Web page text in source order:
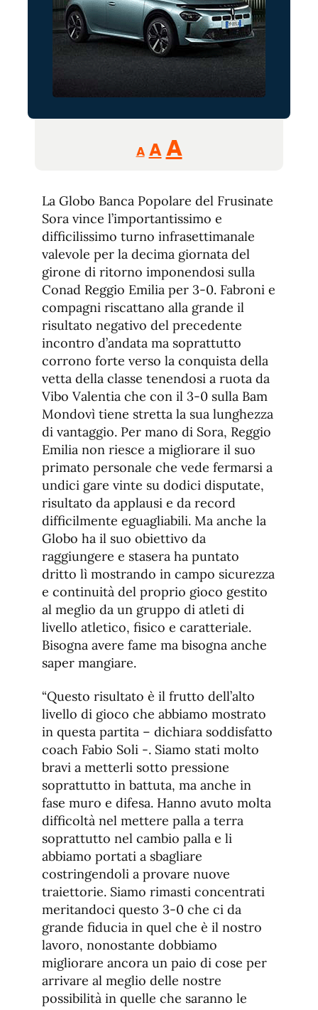
A
Reducir
tamaño
A Restablecer
de
fuente
AAumentar
de
fuente.
La Globo Banca Popolare del Frusinate
Sora vince l’importantissimo e
difficilissimo turno infrasettimanale
valevole per la decima giornata del
girone di ritorno imponendosi sulla
Conad Reggio Emilia per 3-0. Fabroni e
compagni riscattano alla grande il
risultato negativo del precedente
incontro d’andata ma soprattutto
corrono forte verso la conquista della
vetta della classe tenendosi a ruota da
Vibo Valentia che con il 3-0 sulla Bam
Mondovì tiene stretta la sua lunghezza
di vantaggio. Per mano di Sora, Reggio
Emilia non riesce a migliorare il suo
primato personale che vede fermarsi a
undici gare vinte su dodici disputate,
risultato da applausi e da record
difficilmente eguagliabili. Ma anche la
Globo ha il suo obiettivo da
raggiungere e stasera ha puntato
dritto lì mostrando in campo sicurezza
e continuità del proprio gioco gestito
al meglio da un gruppo di atleti di
livello atletico, fisico e caratteriale.
Bisogna avere fame ma bisogna anche
saper mangiare.
“Questo risultato è il frutto dell’alto
livello di gioco che abbiamo mostrato
in questa partita – dichiara soddisfatto
coach Fabio Soli -. Siamo stati molto
bravi a metterli sotto pressione
soprattutto in battuta, ma anche in
fase muro e difesa. Hanno avuto molta
difficoltà nel mettere palla a terra
soprattutto nel cambio palla e li
abbiamo portati a sbagliare
costringendoli a provare nuove
traiettorie. Siamo rimasti concentrati
meritandoci questo 3-0 che ci da
grande fiducia in quel che è il nostro
lavoro, nonostante dobbiamo
migliorare ancora un paio di cose per
arrivare al meglio delle nostre
possibilità in quelle che saranno le